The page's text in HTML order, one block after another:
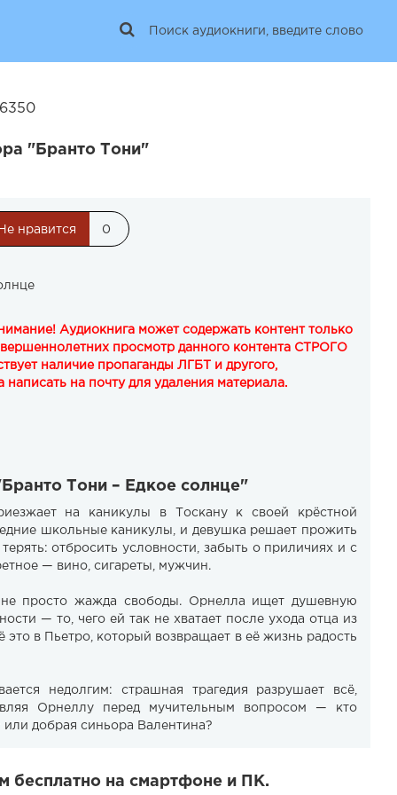
"Бранто Тони"
Не нравится 0
Аудиокнига может содержать контент только
просмотр данного контента СТРОГО
наличие пропаганды ЛГБТ и другого,
на почту для удаления материала.
Тони – Едкое солнце"
на каникулы в Тоскану к своей крёстной
школьные каникулы, и девушка решает прожить
отбросить условности, забыть о приличиях и с
— вино, сигареты, мужчин.
просто жажда свободы. Орнелла ищет душевную
— то, чего ей так не хватает после ухода отца из
это в Пьетро, который возвращает в её жизнь радость
недолгим: страшная трагедия разрушает всё,
Орнеллу перед мучительным вопросом — кто
добрая синьора Валентина?
бесплатно на смартфоне и ПК.